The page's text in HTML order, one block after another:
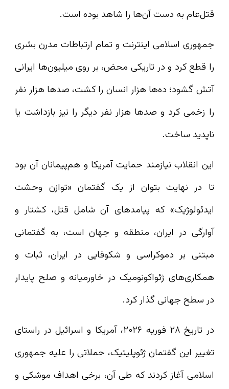
قتل‌عام به‌ دست آن‌ها را شاهد بوده است.
جمهوری اسلامی اینترنت و تمام ارتباطات مدرن بشری
را قطع کرد و در تاریکی محض، بر روی میلیون‌ها ایرانی
آتش گشود؛ ده‌ها هزار انسان را کشت، صدها هزار نفر
را زخمی کرد و صدها هزار نفر دیگر را نیز بازداشت یا
ناپدید ساخت.
این انقلاب نیازمند حمایت آمریکا و هم‌پیمانان آن بود
تا در نهایت بتوان از یک گفتمان «توازن وحشت
ایدئولوژیک» که پیامدهای آن شامل قتل‌، کشتار و
آوارگی در ایران، منطقه و جهان است، به گفتمانی
مبتنی بر دموکراسی و شکوفایی در ایران، ثبات و
همکاری‌های ژئواکونومیک در خاورمیانه و صلح پایدار
در سطح جهانی گذار کرد.
در تاریخ ۲۸ فوریه ۲۰۲۶، آمریکا و اسرائیل در راستای
تغییر این گفتمان ژئوپلیتیک، حملاتی را علیه جمهوری
اسلامی آغاز کردند که طی آن، برخی اهداف موشکی و